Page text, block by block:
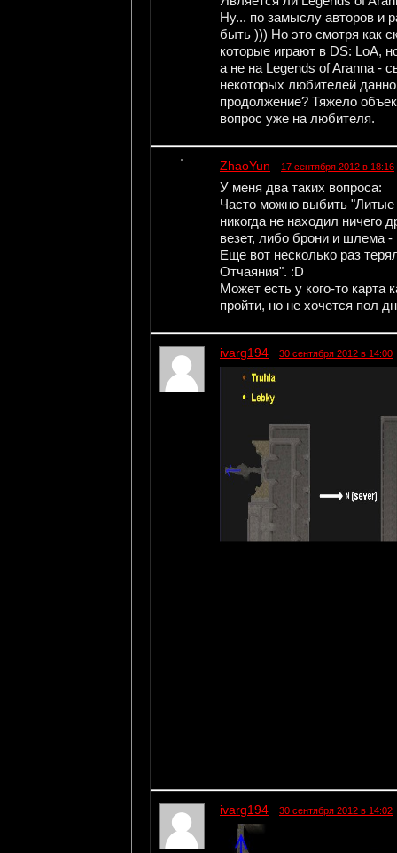
Ну... по замыслу авторов и
быть ))) Но это смотря как
которые играют в DS: LoA,
а не на Legends of Aranna -
некоторых любителей
продолжение? Тяжело
вопрос уже на любителя.
ZhaoYun 17 сентября 2012 в 18:16
У меня два таких вопроса:
Часто можно выбить
никогда не находил ничего
везет, либо брони и шлема -
Еще вот несколько раз
Отчаяния". :D
Может есть у кого-то карта
пройти, но не хочется пол
ivarg194 30 сентября 2012 в 14:00
ivarg194 30 сентября 2012 в 14:02